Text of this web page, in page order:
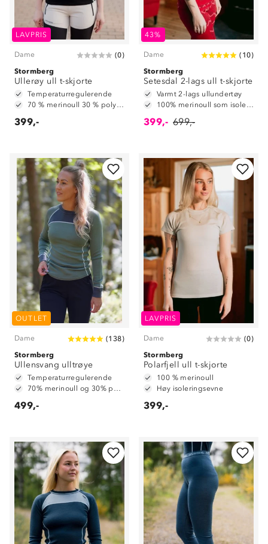
LAVPRIS
Dame (0)
Stormberg
Ullerøy ull t-skjorte
Temperaturregulerende
70 % merinoull 30 % polyester
399,-
43%
Dame ( 10)
Stormberg
Setesdal 2-lags ull t-skjorte
Varmt 2-lags ullundertøy
100% merinoull som isolerende ytterlag
399,- 699,-
OUTLET
Dame (138)
Stormberg
Ullensvang ulltrøye
Temperaturregulerende
70% merinoull og 30% polyester
499,-
LAVPRIS
Dame (0)
Stormberg
Polarfjell ull t-skjorte
100 % merinoull
Høy isoleringsevne
399,-